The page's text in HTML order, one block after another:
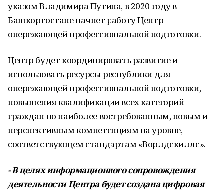
указом Владимира Путина, в 2020 году в
Башкортостане начнет работу Центр
опережающей профессиональной подготовки.
Центр будет координировать развитие и
использовать ресурсы республики для
опережающей профессиональной подготовки,
повышения квалификации всех категорий
граждан по наиболее востребованным, новым и
перспективным компетенциям на уровне,
соответствующем стандартам «Ворлдскиллс».
- В целях информационного сопровождения
деятельности Центра будет создана цифровая